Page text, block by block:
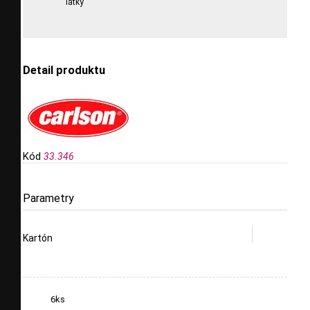
látky
Detail produktu
Kód 33.346
Parametry
Kartón
6ks